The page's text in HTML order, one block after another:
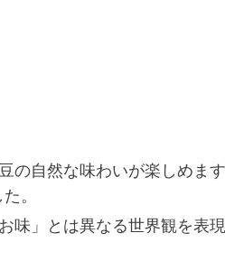
自然な味わいが楽しめま
。
」とは異なる世界観を表